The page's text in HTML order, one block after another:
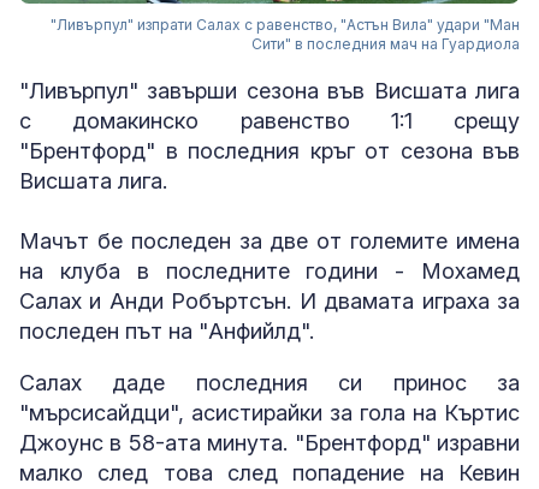
"Ливърпул" изпрати Салах с равенство, "Астън Вила" удари "Ман
Сити" в последния мач на Гуардиола
"Ливърпул" завърши сезона във Висшата лига
с домакинско равенство 1:1 срещу
"Брентфорд" в последния кръг от сезона във
Висшата лига.
Мачът бе последен за две от големите имена
на клуба в последните години - Мохамед
Салах и Анди Робъртсън. И двамата играха за
последен път на "Анфийлд".
Салах даде последния си принос за
"мърсисайдци", асистирайки за гола на Къртис
Джоунс в 58-ата минута. "Брентфорд" изравни
малко след това след попадение на Кевин